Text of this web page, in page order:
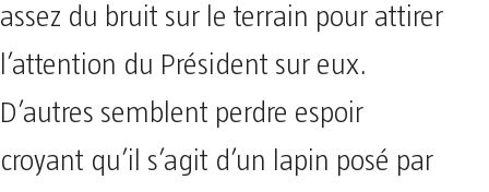
assez du bruit sur le terrain pour attirer
l’attention du Président sur eux.
D’autres semblent perdre espoir
croyant qu’il s’agit d’un lapin posé par